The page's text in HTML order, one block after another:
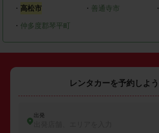
・ 高松市 ・ 善通寺市 ・
・ 仲多度郡琴平町
レンタカーを予約しよう
出発